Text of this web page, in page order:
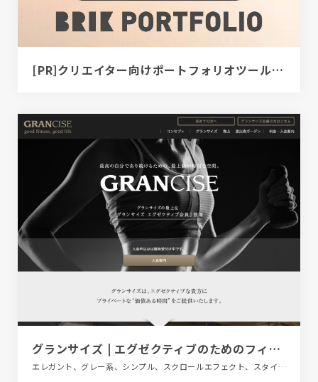
[PR]クリエイター向けポートフォリオツール｜BRIK PORTFOLIO
グランサイズ | エグゼクティブのためのフィットネスクラブ
エレガント、グレー系、シンプル、スクロールエフェクト、スタイリッシュ、スポーツ・アウトドア、ダイナミック、ブラック系 、ブランド・サービスサイト、ベージュ・ゴールド系、モーション多め、医療・ヘルスケア、大きめ写真